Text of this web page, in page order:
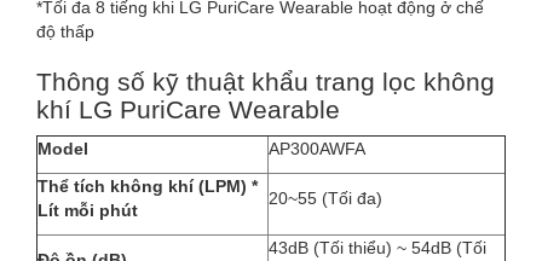
*Tối đa 8 tiếng khi LG PuriCare Wearable hoạt động ở chế
độ thấp
Thông số kỹ thuật khẩu trang lọc không
khí LG PuriCare Wearable
Model
AP300AWFA
Thể tích không khí (LPM) *
Lít mỗi phút
20~55 (Tối đa)
43dB (Tối thiểu) ~ 54dB (Tối